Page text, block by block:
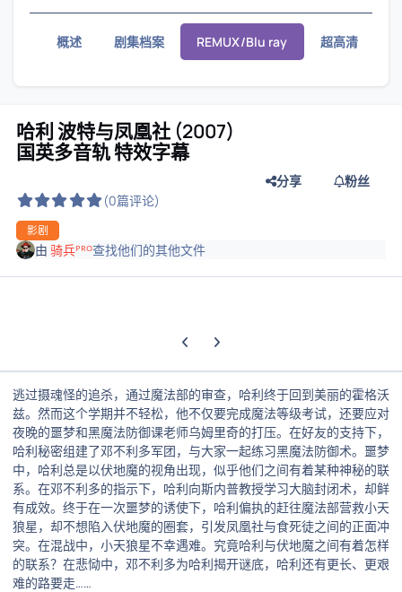
概述 剧集档案 REMUX/Blu ray 超高清
哈利 波特与凤凰社 (2007)
国英多音轨 特效字幕
(0篇评论)
影剧
分享 粉丝
由骑兵ᴾᴿᴼ查找他们的其他文件
上一张轮播幻灯片
下一张轮播幻灯片
逃过摄魂怪的追杀，通过魔法部的审查，哈利终于回到美丽的霍格沃
兹。然而这个学期并不轻松，他不仅要完成魔法等级考试，还要应对
夜晚的噩梦和黑魔法防御课老师乌姆里奇的打压。在好友的支持下，
哈利秘密组建了邓不利多军团，与大家一起练习黑魔法防御术。噩梦
中，哈利总是以伏地魔的视角出现，似乎他们之间有着某种神秘的联
系。在邓不利多的指示下，哈利向斯内普教授学习大脑封闭术，却鲜
有成效。终于在一次噩梦的诱使下，哈利偏执的赶往魔法部营救小天
狼星，却不想陷入伏地魔的圈套，引发凤凰社与食死徒之间的正面冲
突。在混战中，小天狼星不幸遇难。究竟哈利与伏地魔之间有着怎样
的联系？在悲恸中，邓不利多为哈利揭开谜底，哈利还有更长、更艰
难的路要走……